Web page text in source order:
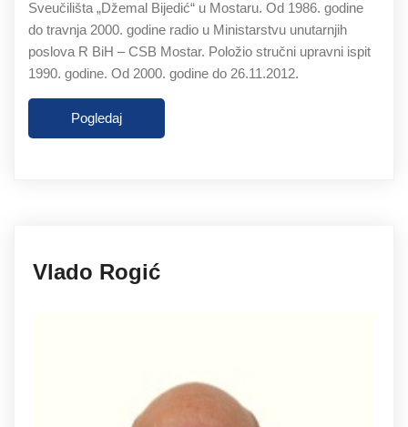
Sveučilišta „Džemal Bijedić“ u Mostaru. Od 1986. godine
do travnja 2000. godine radio u Ministarstvu unutarnjih
poslova R BiH – CSB Mostar. Položio stručni upravni ispit
1990. godine. Od 2000. godine do 26.11.2012.
Pogledaj
Vlado Rogić